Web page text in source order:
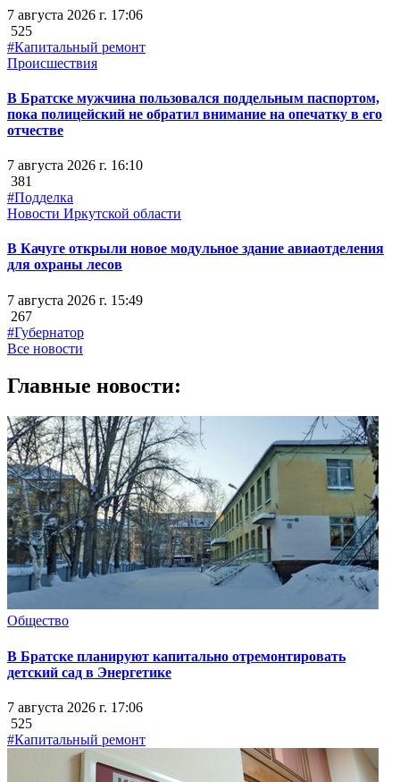
7 августа 2026 г. 17:06
525
#Капитальный ремонт
Происшествия
В Братске мужчина пользовался поддельным паспортом,
пока полицейский не обратил внимание на опечатку в его
отчестве
7 августа 2026 г. 16:10
381
#Подделка
Новости Иркутской области
В Качуге открыли новое модульное здание авиаотделения
для охраны лесов
7 августа 2026 г. 15:49
267
#Губернатор
Все новости
Главные новости:
Общество
В Братске планируют капитально отремонтировать
детский сад в Энергетике
7 августа 2026 г. 17:06
525
#Капитальный ремонт